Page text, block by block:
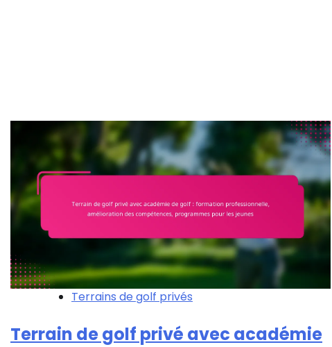
Terrains de golf privés
Terrain de golf privé avec académie